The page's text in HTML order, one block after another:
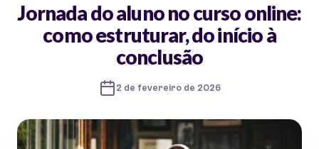
Jornada do aluno no curso online:
como estruturar, do início à
conclusão
2 de fevereiro de 2026